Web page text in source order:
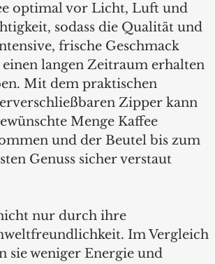
optimal vor Licht, Luft und
sodass die Qualität und
frische Geschmack
langen Zeitraum erhalten
Mit dem praktischen
Zipper kann
Menge Kaffee
und der Beutel bis zum
Genuss sicher verstaut
nur durch ihre
Im Vergleich
sie weniger Energie und